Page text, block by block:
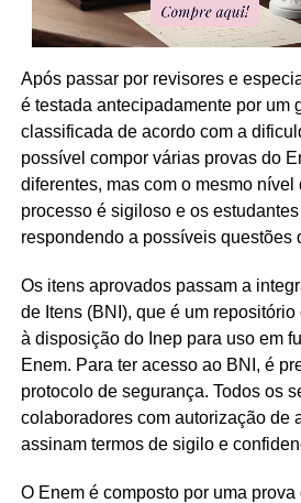
Após passar por revisores e
é testada antecipadamente por um
classificada de acordo com a
possível compor várias provas do
diferentes, mas com o mesmo nível
processo é sigiloso e os
respondendo a possíveis questões
Os itens aprovados passam a
de Itens (BNI), que é um
à disposição do Inep para uso em
Enem. Para ter acesso ao BNI, é
protocolo de segurança. Todos os
colaboradores com autorização de
assinam termos de sigilo e
O Enem é composto por uma